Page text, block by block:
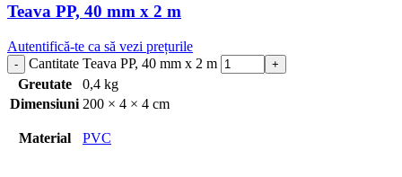
Teava PP, 40 mm x 2 m
Autentifică-te ca să vezi prețurile
Cantitate Teava PP, 40 mm x 2 m
Greutate
0,4 kg
Dimensiuni 200 × 4 × 4 cm
Material PVC